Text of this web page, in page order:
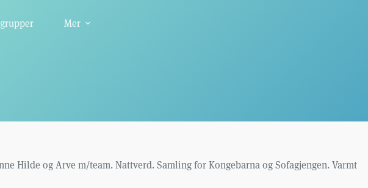
Mer
Hilde og Arve m/team. Nattverd. Samling for Kongebarna og Sofagjengen. Varmt